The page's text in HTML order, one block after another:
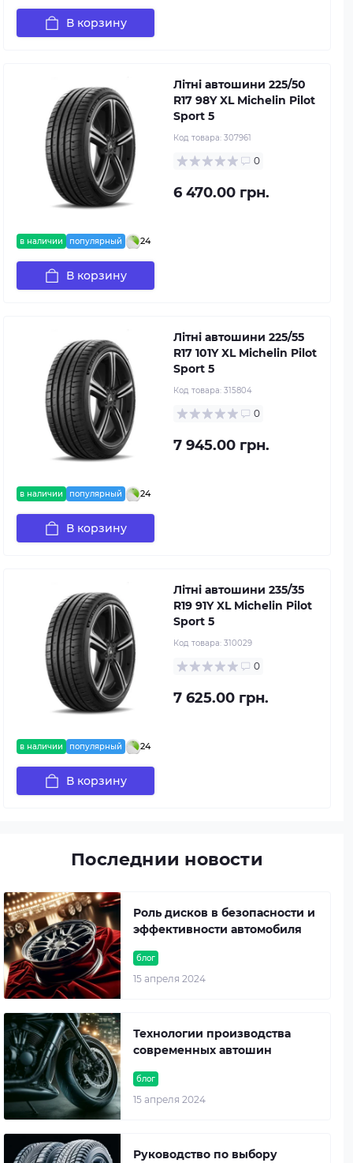
В корзину
в наличии популярный 24
Літні автошини 225/50
R17 98Y XL Michelin Pilot
Sport 5
Код товара: 307961
0
6 470.00 грн.
В корзину
в наличии популярный 24
Літні автошини 225/55
R17 101Y XL Michelin Pilot
Sport 5
Код товара: 315804
0
7 945.00 грн.
В корзину
в наличии популярный 24
Літні автошини 235/35
R19 91Y XL Michelin Pilot
Sport 5
Код товара: 310029
0
7 625.00 грн.
В корзину
Последнии новости
блог
15 апреля 2024
Роль дисков в безопасности и
эффективности автомобиля
блог
15 апреля 2024
Технологии производства
современных автошин
Руководство по выбору